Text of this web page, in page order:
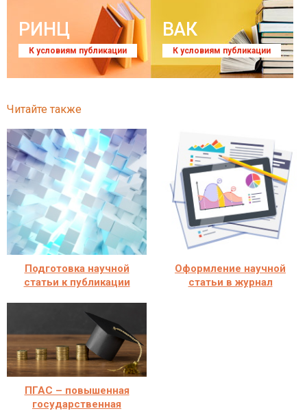
РИНЦ
К условиям публикации
ВАК
К условиям публикации
Читайте также
Подготовка научной
статьи к публикации
Оформление научной
статьи в журнал
ПГАС – повышенная
государственная